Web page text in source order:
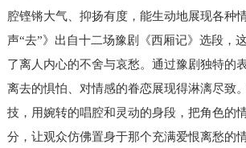
腔铿锵大气、抑扬有度，能生动地展现各种
声“去”》出自十二场豫剧《西厢记》选段，
了离人内心的不舍与哀愁。通过豫剧独特的
离去的惧怕、对情感的眷恋展现得淋漓尽致
技，用婉转的唱腔和灵动的身段，把角色的
分，让观众仿佛置身于那个充满爱恨离愁的